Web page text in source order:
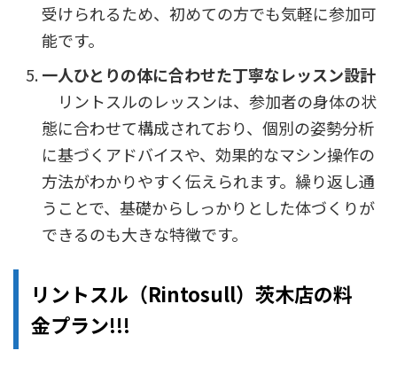
受けられるため、初めての方でも気軽に参加可
能です。
一人ひとりの体に合わせた丁寧なレッスン設計
リントスルのレッスンは、参加者の身体の状
態に合わせて構成されており、個別の姿勢分析
に基づくアドバイスや、効果的なマシン操作の
方法がわかりやすく伝えられます。繰り返し通
うことで、基礎からしっかりとした体づくりが
できるのも大きな特徴です。
リントスル（Rintosull）茨木店の料
金プラン!!!